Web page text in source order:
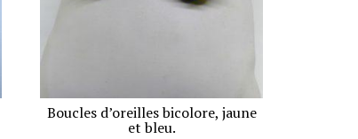
Boucles d’oreilles bicolore, jaune
et bleu.